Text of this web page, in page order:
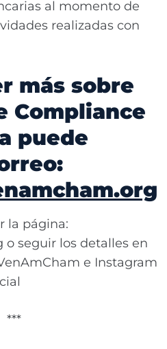
al momento de
realizadas con
más sobre
Compliance
puede
la página:
seguir los detalles en
e Instagram
***